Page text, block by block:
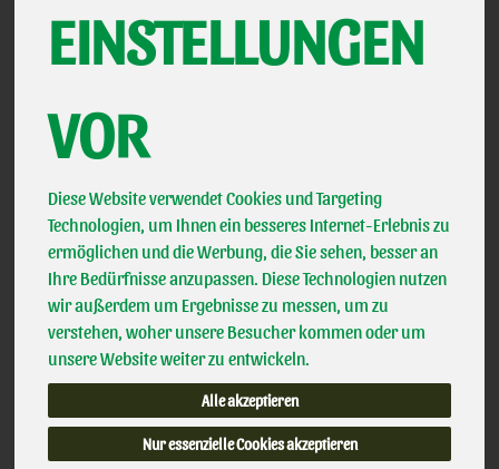
EINSTELLUNGEN
VOR
Diese Website verwendet Cookies und Targeting
Technologien, um Ihnen ein besseres Internet-Erlebnis zu
ermöglichen und die Werbung, die Sie sehen, besser an
Ihre Bedürfnisse anzupassen. Diese Technologien nutzen
wir außerdem um Ergebnisse zu messen, um zu
verstehen, woher unsere Besucher kommen oder um
unsere Website weiter zu entwickeln.
Alle akzeptieren
Nur essenzielle Cookies akzeptieren
Apfelessig trüb
nicht pasteurisiert
Demeter
HandelsklasseII
DE-ÖKO-007
MEHRWEG
zzgl. 0,15 € Pfand
(2,54 € / l)
inkl. 7% MwSt.
Anzahl
3,39€